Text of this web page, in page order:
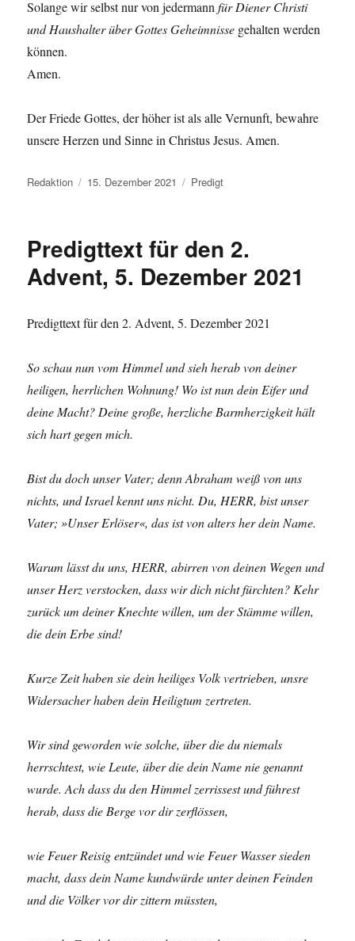
Solange wir selbst nur von jedermannfür Diener Christi
und Haushalter über Gottes Geheimnisse gehalten werden
können.
Amen.
Der Friede Gottes, der höher ist als alle Vernunft, bewahre
unsere Herzen und Sinne in Christus Jesus. Amen.
Autor
Redaktion
Veröffentlicht
15. Dezember 2021 Kategorien
Predigt
Predigttext für den 2.
Advent, 5. Dezember 2021
Predigttext für den 2. Advent, 5. Dezember 2021
So schau nun vom Himmel und sieh herab von deiner
heiligen, herrlichen Wohnung! Wo ist nun dein Eifer und
deine Macht? Deine große, herzliche Barmherzigkeit hält
sich hart gegen mich.
Bist du doch unser Vater; denn Abraham weiß von uns
nichts, und Israel kennt uns nicht. Du, HERR, bist unser
Vater; »Unser Erlöser«, das ist von alters her dein Name.
Warum lässt du uns, HERR, abirren von deinen Wegen und
unser Herz verstocken, dass wir dich nicht fürchten? Kehr
zurück um deiner Knechte willen, um der Stämme willen,
die dein Erbe sind!
Kurze Zeit haben sie dein heiliges Volk vertrieben, unsre
Widersacher haben dein Heiligtum zertreten.
Wir sind geworden wie solche, über die du niemals
herrschtest, wie Leute, über die dein Name nie genannt
wurde. Ach dass du den Himmel zerrissest und führest
herab, dass die Berge vor dir zerflössen,
wie Feuer Reisig entzündet und wie Feuer Wasser sieden
macht, dass dein Name kundwürde unter deinen Feinden
und die Völker vor dir zittern müssten,